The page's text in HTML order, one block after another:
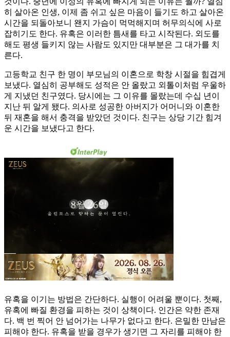
히 살아온 인생, 이제 좀 쉬고 싶은 마음이 들기도 하고 살아온
시간을 되돌아보니 왠지 가슴이 먹먹해지며 허무의식에 사로
잡히기도 한다. 유혹은 이러한 틈새를 타고 시작된다. 외도를
해도 평생 들키지 않는 사람도 있지만 대부분은 그 대가를 치
른다.
고등학교 친구 한 명이 부모님의 이혼으로 학창 시절을 힘겹게
보냈다. 열심히 공부해도 성적은 안 올랐고 외톨이처럼 우울하
게 지냈던 친구였다. 당시에는 그 이유를 몰랐는데 수십 년이
지난 뒤 알게 됐다. 의사로 성공한 아버지가 어머니와 이혼한
뒤 재혼을 해서 충격을 받았던 것이다. 친구는 상당 기간 힘겨
운 시간을 보냈다고 한다.
유혹을 이기는 방법은 간단하다. 실행이 어려울 뿐이다. 첫째,
유혹에 빠질 환경을 피하는 것이 상책이다. 인간은 약한 존재
다. 백 번 찍어 안 넘어가는 나무가 없다고 한다. 은밀한 만남은
피해야 한다. 유혹을 받을 경우가 생기면 그 자리를 피해야 한